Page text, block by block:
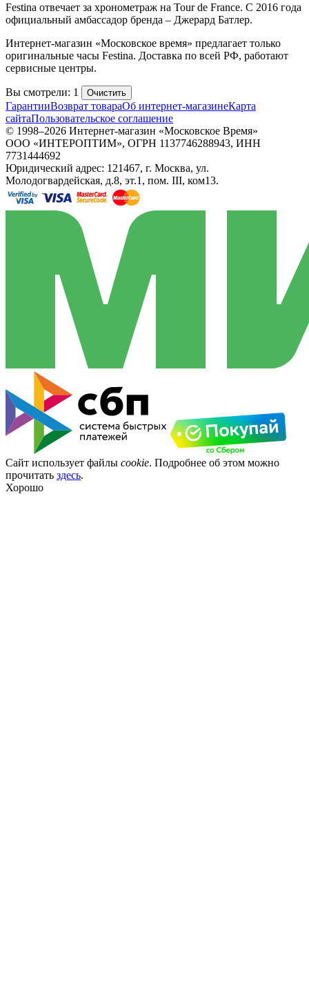
Festina отвечает за хронометраж на Tour de France. С 2016 года
официальный амбассадор бренда – Джерард Батлер.
Интернет-магазин «Московское время» предлагает только
оригинальные часы Festina. Доставка по всей РФ, работают
сервисные центры.
Вы смотрели: 1 Очистить
ГарантииВозврат товараОб интернет-магазинеКарта
сайтаПользовательское соглашение
© 1998–2026 Интернет-магазин «Московское Время»
ООО «ИНТЕРОПТИМ», ОГРН 1137746288943, ИНН
7731444692
Юридический адрес: 121467, г. Москва, ул.
Молодогвардейская, д.8, эт.1, пом. III, ком13.
Сайт использует файлы cookie. Подробнее об этом можно
прочитать здесь.
Хорошо